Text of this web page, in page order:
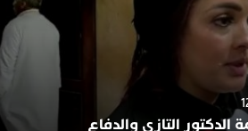
الدكتور التازي والدفاع